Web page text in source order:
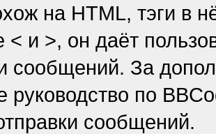
на HTML, тэги в
< и >, он даёт
сообщений. За
руководство по
сообщений.